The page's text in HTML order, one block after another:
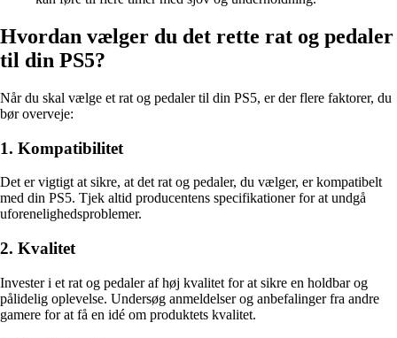
Hvordan vælger du det rette rat og pedaler
til din PS5?
Når du skal vælge et rat og pedaler til din PS5, er der flere faktorer, du
bør overveje:
1. Kompatibilitet
Det er vigtigt at sikre, at det rat og pedaler, du vælger, er kompatibelt
med din PS5. Tjek altid producentens specifikationer for at undgå
uforenelighedsproblemer.
2. Kvalitet
Invester i et rat og pedaler af høj kvalitet for at sikre en holdbar og
pålidelig oplevelse. Undersøg anmeldelser og anbefalinger fra andre
gamere for at få en idé om produktets kvalitet.